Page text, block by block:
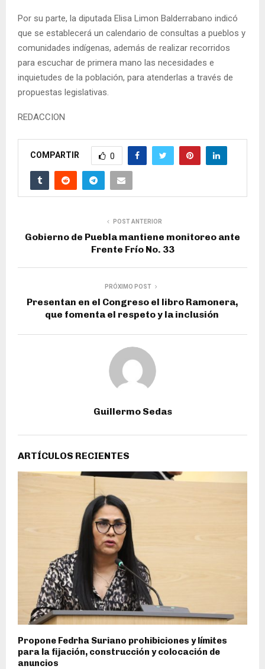
Por su parte, la diputada Elisa Limon Balderrabano indicó
que se establecerá un calendario de consultas a pueblos y
comunidades indígenas, además de realizar recorridos
para escuchar de primera mano las necesidades e
inquietudes de la población, para atenderlas a través de
propuestas legislativas.
REDACCION
COMPARTIR 0
POST ANTERIOR
Gobierno de Puebla mantiene monitoreo ante
Frente Frío No. 33
PRÓXIMO POST
Presentan en el Congreso el libro Ramonera,
que fomenta el respeto y la inclusión
Guillermo Sedas
ARTÍCULOS RECIENTES
Propone Fedrha Suriano prohibiciones y límites
para la fijación, construcción y colocación de
anuncios